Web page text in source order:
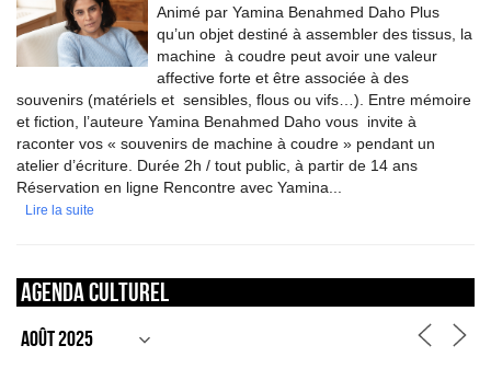
Animé par Yamina Benahmed Daho Plus
qu’un objet destiné à assembler des tissus, la
machine à coudre peut avoir une valeur
affective forte et être associée à des
souvenirs (matériels et sensibles, flous ou vifs…). Entre mémoire
et fiction, l’auteure Yamina Benahmed Daho vous invite à
raconter vos « souvenirs de machine à coudre » pendant un
atelier d’écriture. Durée 2h / tout public, à partir de 14 ans
Réservation en ligne Rencontre avec Yamina...
Lire la suite
Agenda culturel